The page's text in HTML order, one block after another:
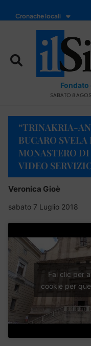
Cronache locali
SABATO 8
“TRINAKRIA-
BUCARO
MONASTERO
VIDEO
Veronica Gioè
sabato 7 Luglio 2018
Fai clic per
cookie per